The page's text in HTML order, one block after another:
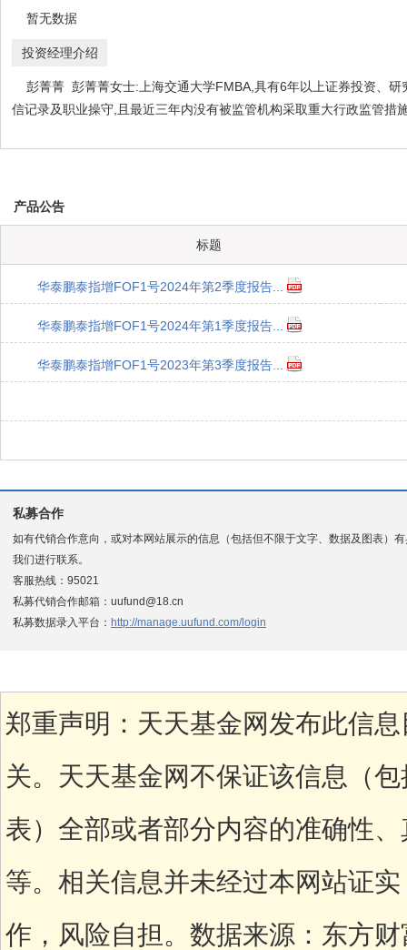
暂无数据
投资经理介绍
彭菁菁 彭菁菁女士:上海交通大学FMBA,具有6年以上证券投资、研
信记录及职业操守,且最近三年内没有被监管机构采取重大行政监管措
产品公告
标题
华泰鹏泰指增FOF1号2024年第2季度报告...
华泰鹏泰指增FOF1号2024年第1季度报告...
华泰鹏泰指增FOF1号2023年第3季度报告...
私募合作
如有代销合作意向，或对本网站展示的信息（包括但不限于文字、数据及图表）
我们进行联系。
客服热线：95021
私募代销合作邮箱：uufund@18.cn
私募数据录入平台： http://manage.uufund.com/login
郑重声明：天天基金网发布此信
关。天天基金网不保证该信息（
表）全部或者部分内容的准确性
等。相关信息并未经过本网站证
作，风险自担。数据来源：东方